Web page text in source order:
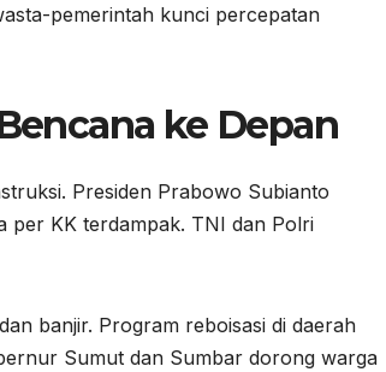
pemerintah kunci percepatan
ke Depan
Presiden Prabowo Subianto
per KK terdampak. TNI dan Polri
banjir. Program reboisasi di daerah
Sumut dan Sumbar dorong warga